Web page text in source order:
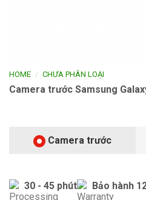
HOME / CHƯA PHÂN LOẠI
Camera trước Samsung
Camera trước
30 - 45 phút Bảo hành